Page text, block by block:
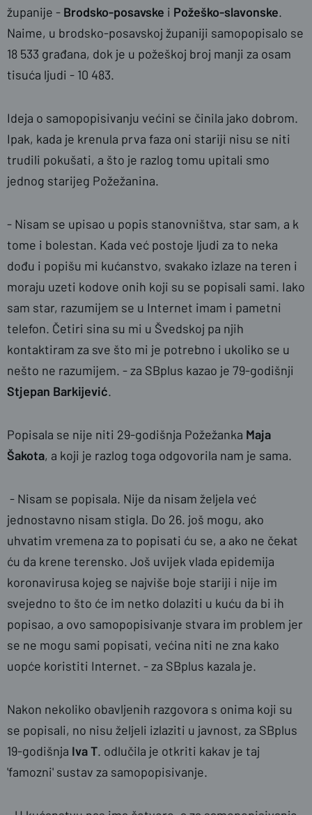
županije - Brodsko-posavske i Požeško-slavonske.
Naime, u brodsko-posavskoj županiji samopopisalo se
18 533 građana, dok je u požeškoj broj manji za osam
tisuća ljudi - 10 483.
Ideja o samopopisivanju većini se činila jako dobrom.
Ipak, kada je krenula prva faza oni stariji nisu se niti
trudili pokušati, a što je razlog tomu upitali smo
jednog starijeg Požežanina.
- Nisam se upisao u popis stanovništva, star sam, a k
tome i bolestan. Kada već postoje ljudi za to neka
dođu i popišu mi kućanstvo, svakako izlaze na teren i
moraju uzeti kodove onih koji su se popisali sami. Iako
sam star, razumijem se u Internet imam i pametni
telefon. Četiri sina su mi u Švedskoj pa njih
kontaktiram za sve što mi je potrebno i ukoliko se u
nešto ne razumijem. - za SBplus kazao je 79-godišnji
Stjepan Barkijević.
Popisala se nije niti 29-godišnja Požežanka Maja
Šakota, a koji je razlog toga odgovorila nam je sama.
- Nisam se popisala. Nije da nisam željela već
jednostavno nisam stigla. Do 26. još mogu, ako
uhvatim vremena za to popisati ću se, a ako ne čekat
ću da krene terensko. Još uvijek vlada epidemija
koronavirusa kojeg se najviše boje stariji i nije im
svejedno to što će im netko dolaziti u kuću da bi ih
popisao, a ovo samopopisivanje stvara im problem jer
se ne mogu sami popisati, većina niti ne zna kako
uopće koristiti Internet. - za SBplus kazala je.
Nakon nekoliko obavljenih razgovora s onima koji su
se popisali, no nisu željeli izlaziti u javnost, za SBplus
19-godišnja Iva T. odlučila je otkriti kakav je taj
'famozni' sustav za samopopisivanje.